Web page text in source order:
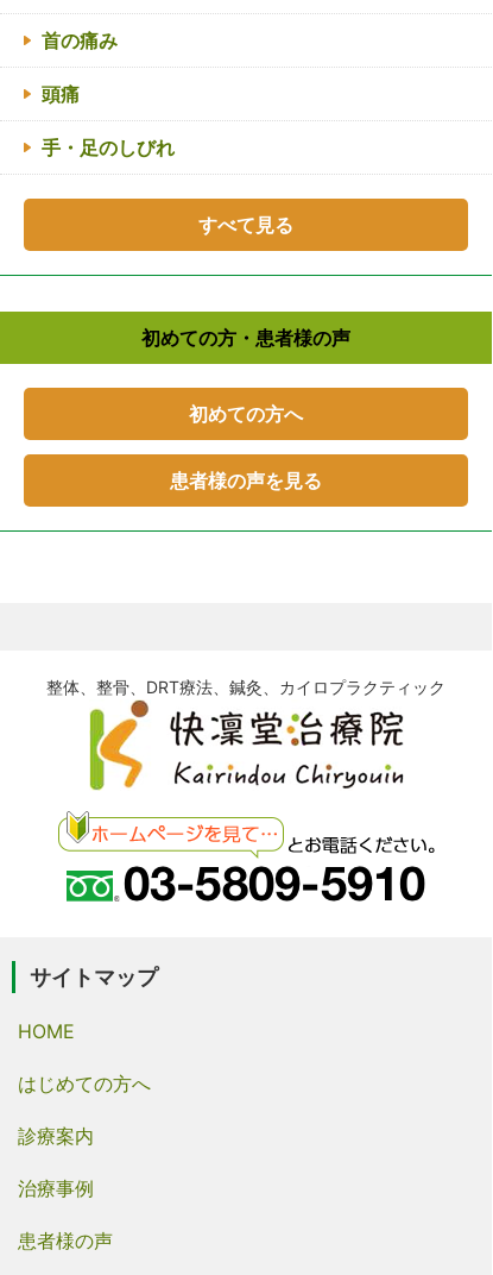
首の痛み
頭痛
手・足のしびれ
すべて見る
初めての方・患者様の声
初めての方へ
患者様の声を見る
整体、整骨、DRT療法、鍼灸、カイロプラクティック
サイトマップ
HOME
はじめての方へ
診療案内
治療事例
患者様の声